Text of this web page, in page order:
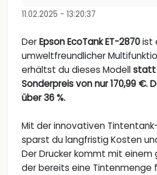
11.02.2025 - 13:20:37
DerEpson EcoTank ET-2870ist
umweltfreundlicher
erhältst du dieses Modellstatt
Sonderpreis von nur 170,99 €.
über 36 %.
Mit der innovativen
sparst du langfristig Kosten
Der Drucker kommt mit einem
der bereits eine Tintenmenge